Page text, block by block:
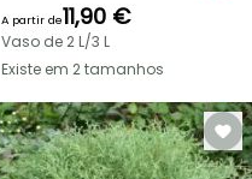
A partir de11,90 €
Vaso de 2 L/3 L
Existe em 2 tamanhos